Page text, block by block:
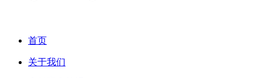
首页
关于我们